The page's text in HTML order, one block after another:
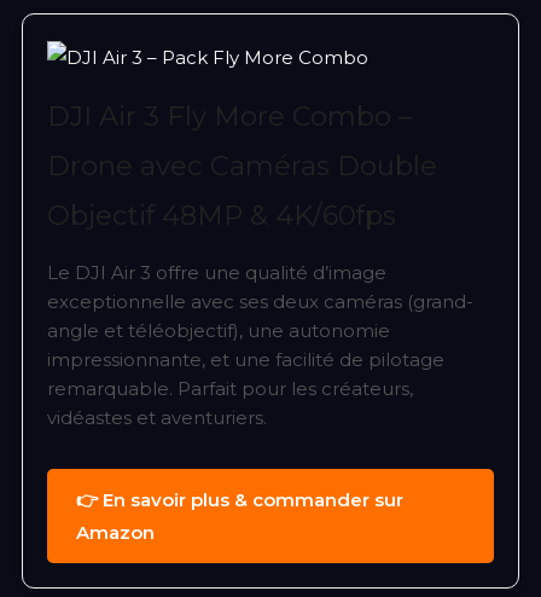
DJI Air 3 Fly More Combo –
Drone avec Caméras Double
Objectif 48MP & 4K/60fps
Le DJI Air 3 offre une qualité d’image
exceptionnelle avec ses deux caméras (grand-
angle et téléobjectif), une autonomie
impressionnante, et une facilité de pilotage
remarquable. Parfait pour les créateurs,
vidéastes et aventuriers.
👉 En savoir plus & commander sur
Amazon